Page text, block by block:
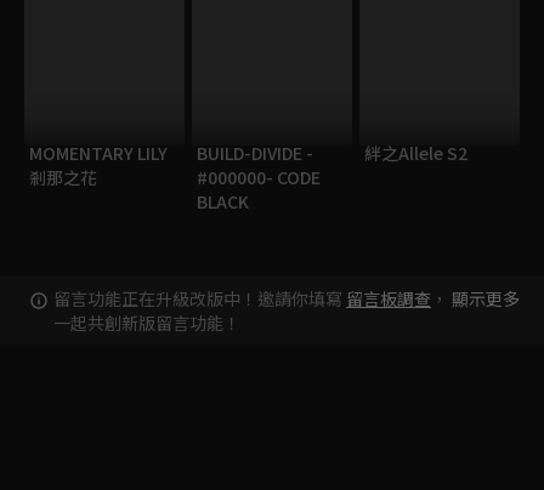
MOMENTARY LILY
剎那之花
BUILD-DIVIDE -
#000000- CODE
BLACK
絆之Allele S2
留言功能正在升級改版中！邀請你填寫 留言板調查 ，
一起共創新版留言功能！
顯示更多